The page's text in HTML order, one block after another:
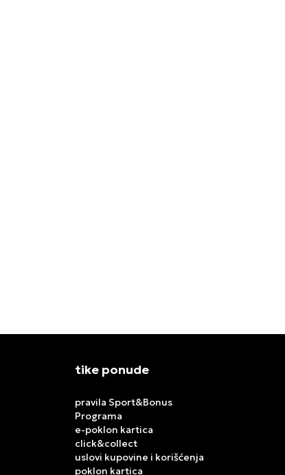
tike ponude
pravila Sport&Bonus
Programa
e-poklon kartica
click&collect
uslovi kupovine i korišćenja
poklon kartica